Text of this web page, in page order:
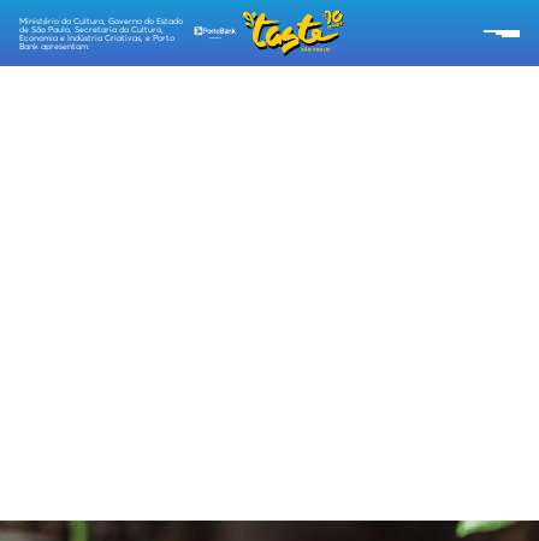
Ministério da Cultura, Governo do Estado
de São Paulo, Secretaria da Cultura,
Economia e Indústria Criativas, e Porto
Bank apresentam: